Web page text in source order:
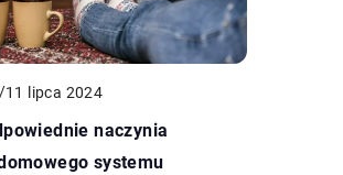
/11 lipca 2024
naczynia
systemu